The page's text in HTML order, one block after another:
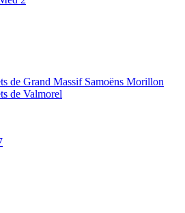
de Grand Massif Samoëns Morillon
de Valmorel